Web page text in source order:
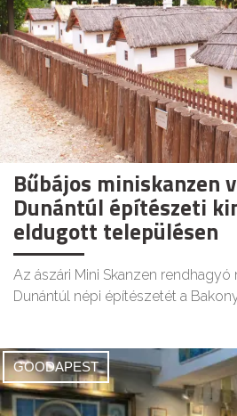
Bűbájos miniskanzen
Dunántúl építészeti
eldugott településen
Az ászári Mini Skanzen
Dunántúl népi építészetét a
GOODAPEST